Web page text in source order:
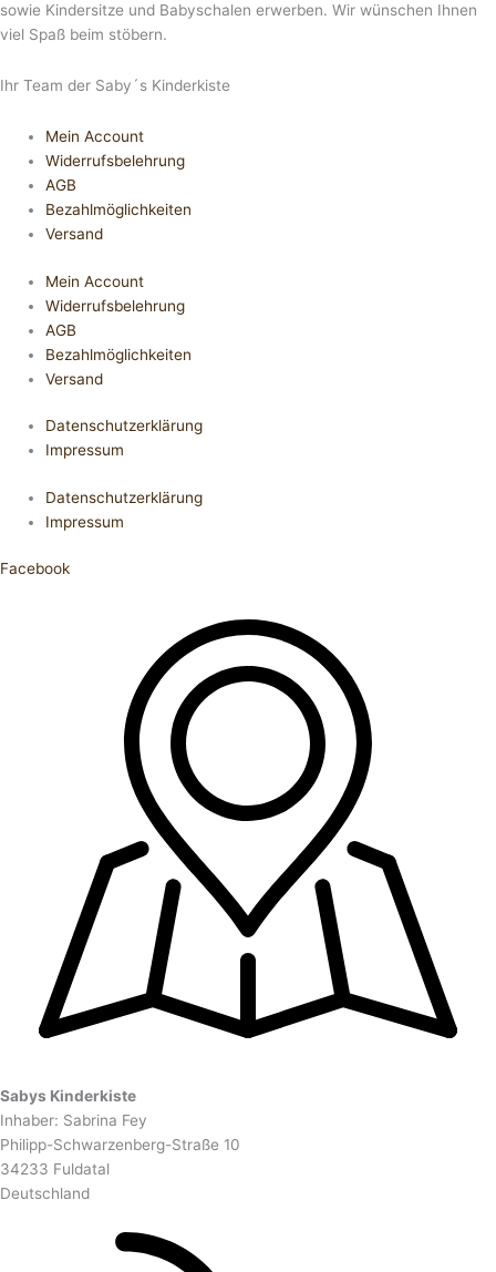
sowie Kindersitze und Babyschalen erwerben. Wir wünschen Ihnen
viel Spaß beim stöbern.
Ihr Team der Saby´s Kinderkiste
Mein Account
Widerrufsbelehrung
AGB
Bezahlmöglichkeiten
Versand
Mein Account
Widerrufsbelehrung
AGB
Bezahlmöglichkeiten
Versand
Datenschutzerklärung
Impressum
Datenschutzerklärung
Impressum
Facebook
Sabys Kinderkiste
Inhaber: Sabrina Fey
Philipp-Schwarzenberg-Straße 10
34233 Fuldatal
Deutschland